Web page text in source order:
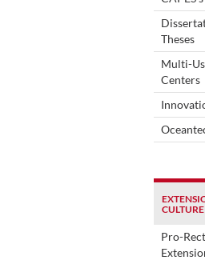
Theses
Multi-
Centers
CULTURE
Pro-